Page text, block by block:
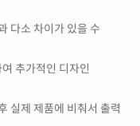
다소 차이가 있을 수
추가적인 디자인
실제 제품에 비춰서 출력